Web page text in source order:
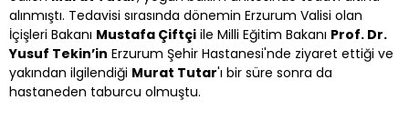
alınmıştı. Tedavisi sırasında dönemin Erzurum Valisi olan
İçişleri Bakanı Mustafa Çiftçi ile Milli Eğitim Bakanı Prof. Dr.
Yusuf Tekin’in Erzurum Şehir Hastanesi'nde ziyaret ettiği ve
yakından ilgilendiği Murat Tutar'ı bir süre sonra da
hastaneden taburcu olmuştu.